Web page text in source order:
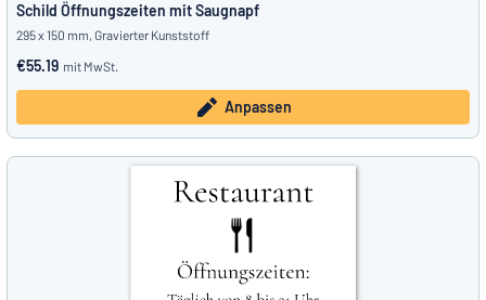
Schild Öffnungszeiten mit Saugnapf
295 x 150 mm, Gravierter Kunststoff
€55.19 mit MwSt.
Anpassen